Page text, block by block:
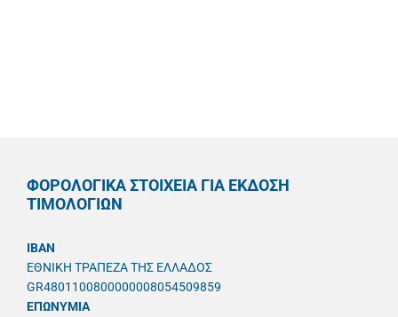
ΦΟΡΟΛΟΓΙΚΑ ΣΤΟΙΧΕΙΑ ΓΙΑ ΕΚΔΟΣΗ
ΤΙΜΟΛΟΓΙΩΝ
IBAN
ΕΘΝΙΚΗ ΤΡΑΠΕΖΑ ΤΗΣ ΕΛΛΑΔΟΣ
GR4801100800000008054509859
ΕΠΩΝΥΜΙΑ